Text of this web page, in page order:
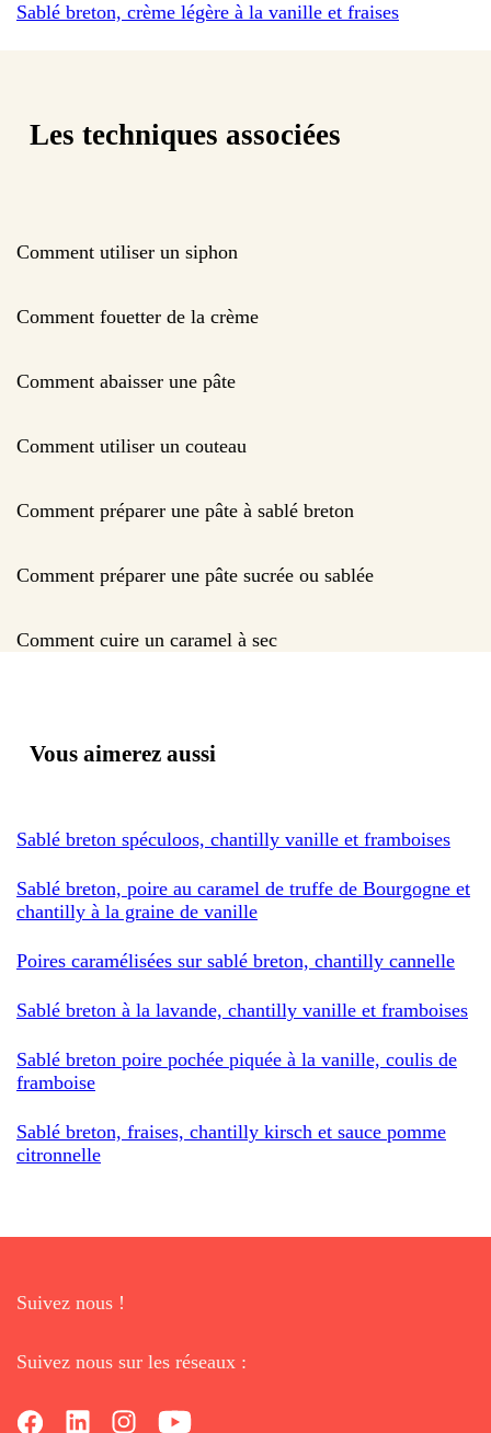
Sablé breton, crème légère à la vanille et fraises
Les techniques associées
Comment utiliser un siphon
Comment fouetter de la crème
Comment abaisser une pâte
Comment utiliser un couteau
Comment préparer une pâte à sablé breton
Comment préparer une pâte sucrée ou sablée
Comment cuire un caramel à sec
Vous aimerez aussi
Sablé breton spéculoos, chantilly vanille et framboises
Sablé breton, poire au caramel de truffe de Bourgogne et
chantilly à la graine de vanille
Poires caramélisées sur sablé breton, chantilly cannelle
Sablé breton à la lavande, chantilly vanille et framboises
Sablé breton poire pochée piquée à la vanille, coulis de
framboise
Sablé breton, fraises, chantilly kirsch et sauce pomme
citronnelle
Suivez nous !
Suivez nous sur les réseaux :